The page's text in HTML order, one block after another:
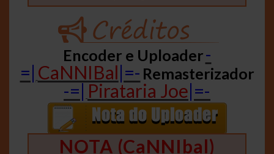
Encoder e Uploader-
=| CaNNIBal|=- Remasterizador
-=| Pirataria Joe|=-
NOTA (CaNNIbal)